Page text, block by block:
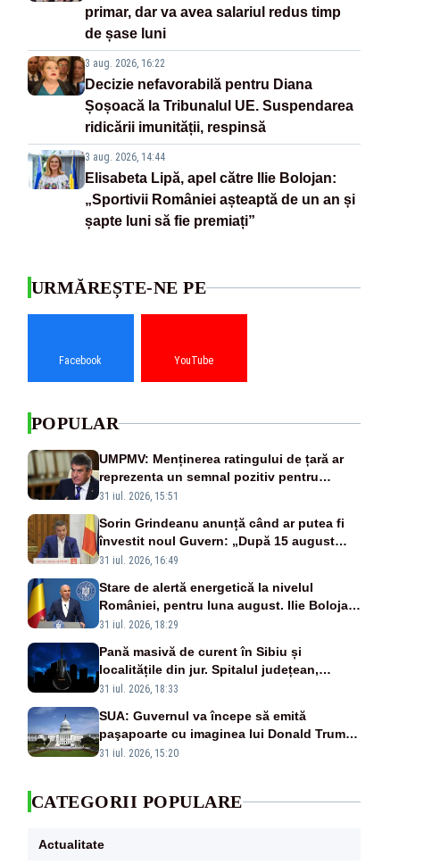
primar, dar va avea salariul redus timp
de șase luni
3 aug. 2026, 16:22
Decizie nefavorabilă pentru Diana
Șoșoacă la Tribunalul UE. Suspendarea
ridicării imunității, respinsă
3 aug. 2026, 14:44
Elisabeta Lipă, apel către Ilie Bolojan:
„Sportivii României așteaptă de un an și
șapte luni să fie premiați”
URMĂREȘTE-NE PE
Facebook YouTube
POPULAR
UMPMV: Menținerea ratingului de țară ar
reprezenta un semnal pozitiv pentru
România. Autoritățile trebuie să continue
financiare
31 iul. 2026, 15:51
Sorin Grindeanu anunță când ar putea fi
învestit noul Guvern: „După 15 august
sunt șanse mai mari”
31 iul. 2026, 16:49
Stare de alertă energetică la nivelul
României, pentru luna august. Ilie Bolojan
a anunțat importuri și posibile restricții –
31 iul. 2026, 18:29
Pană masivă de curent în Sibiu și
localitățile din jur. Spitalul județean,
semafoarele, rețelele de telefonie, grav
31 iul. 2026, 18:33
SUA: Guvernul va începe să emită
paşapoarte cu imaginea lui Donald Trump
începând cu 8 august
31 iul. 2026, 15:20
CATEGORII POPULARE
Actualitate